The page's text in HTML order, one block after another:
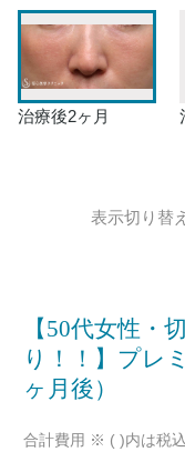
治療後2ヶ月
表示切り替え
【50代女性・
り！！】プレ
ヶ月後）
合計費用 ※ ( )内は税